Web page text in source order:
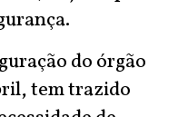
do órgão
tem trazido